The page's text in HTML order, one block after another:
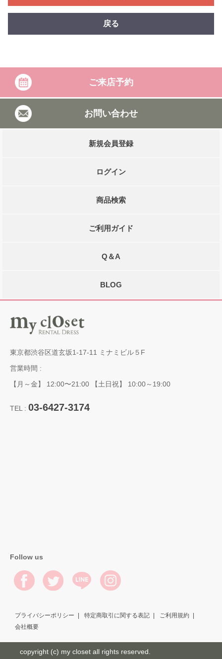
戻る
ご来店予約
お問い合わせ
新規会員登録
ログイン
商品検索
ご利用ガイド
Q＆A
BLOG
東京都渋谷区道玄坂1-17-11 ミナミビル５F
営業時間 :
【月～金】 12:00〜21:00 【土日祝】 10:00～19:00
TEL : 03-6427-3174
Follow us
プライバシーポリシー 特定商取引に関する表記
ご利用規約
会社概要
copyright (c) my closet all rights reserved.